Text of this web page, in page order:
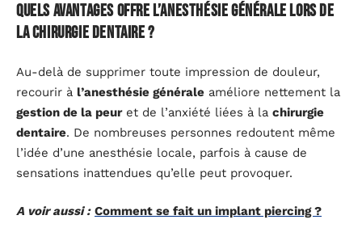
Quels avantages offre l’anesthésie générale lors de
la chirurgie dentaire ?
Au-delà de supprimer toute impression de douleur,
recourir à l’anesthésie générale améliore nettement la
gestion de la peuret de l’anxiété liées à la chirurgie
dentaire. De nombreuses personnes redoutent même
l’idée d’une anesthésie locale, parfois à cause de
sensations inattendues qu’elle peut provoquer.
A voir aussi : Comment se fait un implant piercing ?